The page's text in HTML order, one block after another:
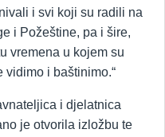
i svi koji su radili na
i Požeštine, pa i šire,
vremena u kojem su
i baštinimo.“
i djelatnica
je otvorila izložbu te